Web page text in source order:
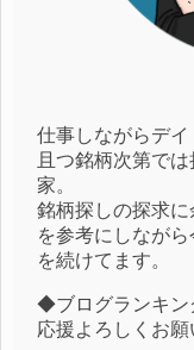
仕事しながらデイ
且つ銘柄次第で
家。
銘柄探しの探求
を参考にしなが
を続けてます。
◆ブログランキン
応援よろしくお願